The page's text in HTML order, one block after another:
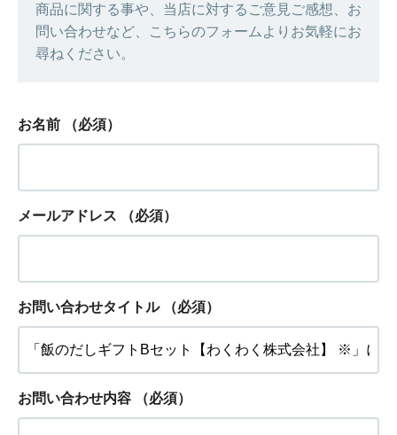
商品に関する事や、当店に対するご意見ご感想、お
問い合わせなど、こちらのフォームよりお気軽にお
尋ねください。
お名前 （必須）
メールアドレス （必須）
お問い合わせタイトル （必須）
お問い合わせ内容 （必須）